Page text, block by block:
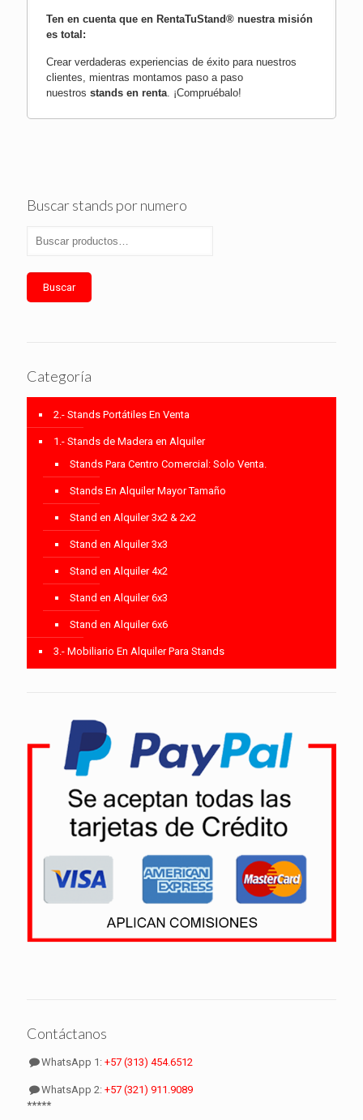
Ten en cuenta que en RentaTuStand® nuestra misión
es total:
Crear verdaderas experiencias de éxito para nuestros
clientes, mientras montamos paso a paso
nuestros stands en renta. ¡Compruébalo!
Buscar stands por numero
Buscar
Categoría
2.- Stands Portátiles En Venta
1.- Stands de Madera en Alquiler
Stands Para Centro Comercial: Solo Venta.
Stands En Alquiler Mayor Tamaño
Stand en Alquiler 3x2 & 2x2
Stand en Alquiler 3x3
Stand en Alquiler 4x2
Stand en Alquiler 6x3
Stand en Alquiler 6x6
3.- Mobiliario En Alquiler Para Stands
Contáctanos
WhatsApp 1:+57 (313) 454.6512
WhatsApp 2:+57 (321) 911.9089
*****